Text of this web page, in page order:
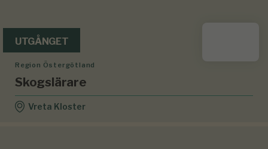
UTGÅNGET
Region Östergötland
Skogslärare
Vreta Kloster